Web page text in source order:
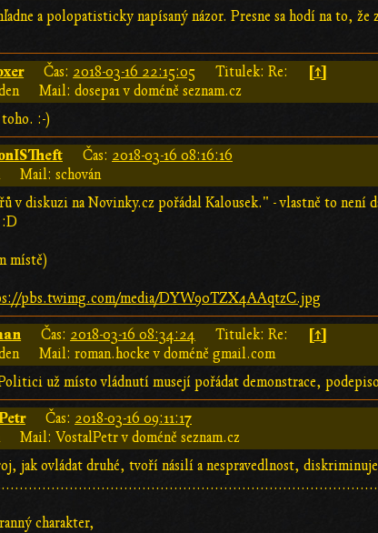
a polopatisticky napísaný názor. Presne sa hodí na to,
Čas: 2018-03-16 22:15:05 Titulek: Re: [↑]
Mail: dosepa1 v doméně seznam.cz
toho. :-)
Čas: 2018-03-16 08:16:16
Mail: schován
v diskuzi na Novinky.cz pořádal Kalousek." - vlastně to
:D
místě)
pbs.twimg.com/media/DYW90TZX4AAqtzC.jpg
Čas: 2018-03-16 08:34:24 Titulek: Re: [↑]
Mail: roman.hocke v doméně gmail.com
už místo vládnutí musejí pořádat demonstrace,
Čas: 2018-03-16 09:11:17
Mail: VostalPetr v doméně seznam.cz
jak ovládat druhé, tvoří násilí a nespravedlnost,
charakter,